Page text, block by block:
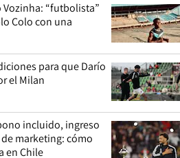
“futbolista”
Colo con una
para que Darío
el Milan
incluido, ingreso
marketing: cómo
en Chile